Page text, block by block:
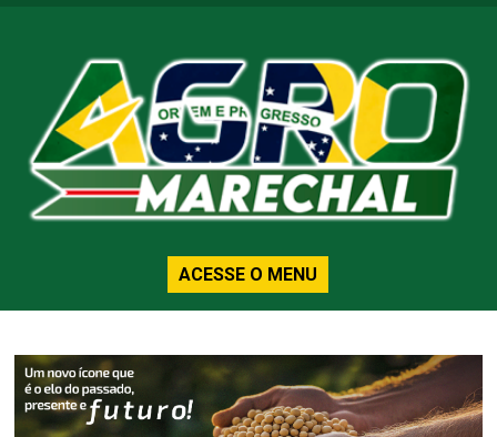
ACESSE O MENU